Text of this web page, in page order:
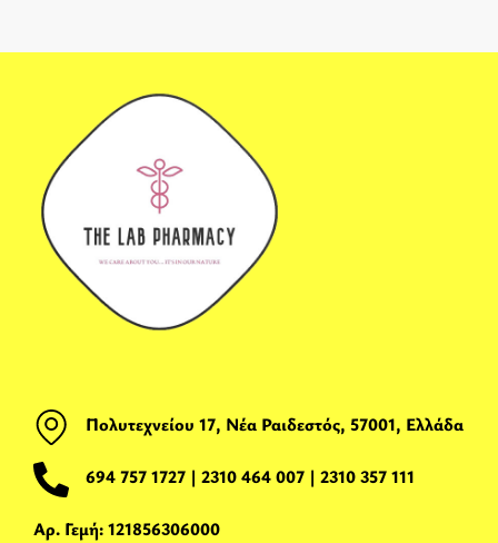
Πολυτεχνείου 17, Νέα Ραιδεστός, 57001, Ελλάδα
694 757 1727 | 2310 464 007 | 2310 357 111
Αρ. Γεμή: 121856306000